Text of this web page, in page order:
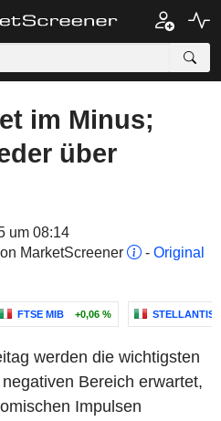
im Minus;
über
um 08:14
MarketScreener
- Original
FTSE MIB +0,06 % STELLANTIS
werden die wichtigsten
Bereich erwartet,
Impulsen